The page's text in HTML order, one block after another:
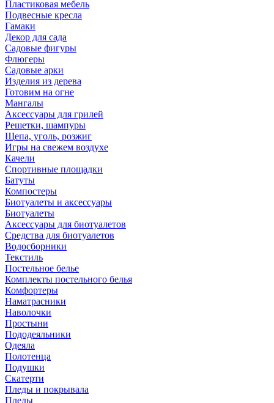
Пластиковая мебель
Подвесные кресла
Гамаки
Декор для сада
Садовые фигуры
Флюгеры
Садовые арки
Изделия из дерева
Готовим на огне
Мангалы
Аксессуары для грилей
Решетки, шампуры
Щепа, уголь, розжиг
Игры на свежем воздухе
Качели
Спортивные площадки
Батуты
Компостеры
Биотуалеты и аксессуары
Биотуалеты
Аксессуары для биотуалетов
Средства для биотуалетов
Водосборники
Текстиль
Постельное белье
Комплекты постельного белья
Комфортеры
Наматрасники
Наволочки
Простыни
Пододеяльники
Одеяла
Полотенца
Подушки
Скатерти
Пледы и покрывала
Пледы